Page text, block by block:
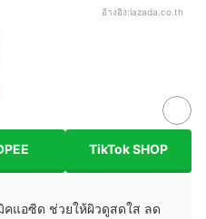
อ้างอิง:lazada.co.th
TikTok SHOP
แอซิด ช่วยให้ผิวดูสดใส ลด